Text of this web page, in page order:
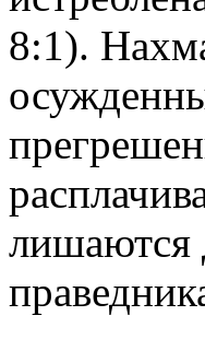
8:1).
лишаются